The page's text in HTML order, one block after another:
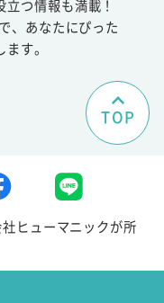
つ情報も満載！
、あなたにぴった
す。
TOP
ヒューマニックが所